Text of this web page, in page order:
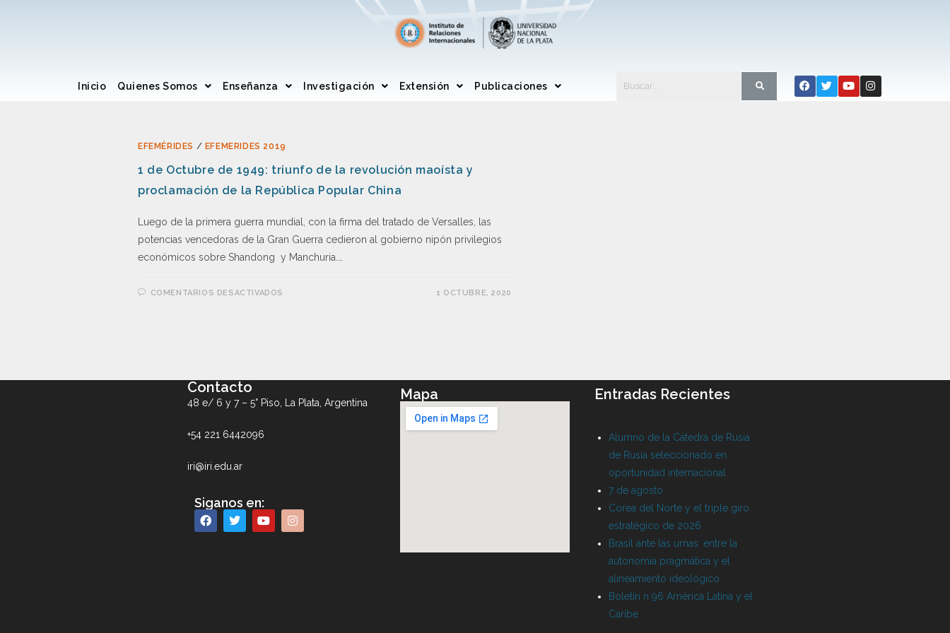
Inicio Quienes Somos Enseñanza Investigación Extensión Publicaciones
EFEMÉRIDES / EFEMERIDES 2019
1 de Octubre de 1949: triunfo de la revolución maoísta y
proclamación de la República Popular China
Luego de la primera guerra mundial, con la firma del tratado de Versalles, las
potencias vencedoras de la Gran Guerra cedieron al gobierno nipón privilegios
económicos sobre Shandong y Manchuria.…
COMENTARIOS DESACTIVADOS 1 OCTUBRE, 2020
Contacto
48 e/ 6 y 7 – 5° Piso, La Plata, Argentina
+54 221 6442096
iri@iri.edu.ar
Siganos en:
Mapa Entradas Recientes
Alumno de la Cátedra de Rusia
de Rusia seleccionado en
oportunidad internacional
7 de agosto
Corea del Norte y el triple giro
estratégico de 2026
Brasil ante las urnas: entre la
autonomía pragmática y el
alineamiento ideológico
Boletín n 96 América Latina y el
Caribe